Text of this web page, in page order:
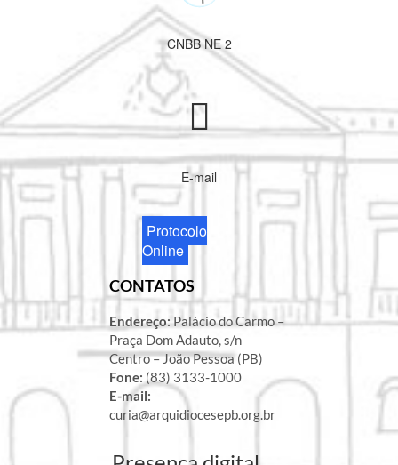
CNBB NE 2
E-mail
Protocolo
Online
CONTATOS
Endereço:Palácio do Carmo –
Praça Dom Adauto, s/n
Centro – João Pessoa (PB)
Fone: (83) 3133-1000
E-mail:
curia@arquidiocesepb.org.br